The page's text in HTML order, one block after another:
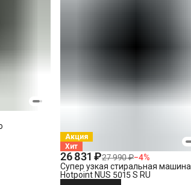
Акция
Хит
26 831 ₽27 990 ₽−4%
Супер узкая стиральная машина
Hotpoint NUS 5015 S RU